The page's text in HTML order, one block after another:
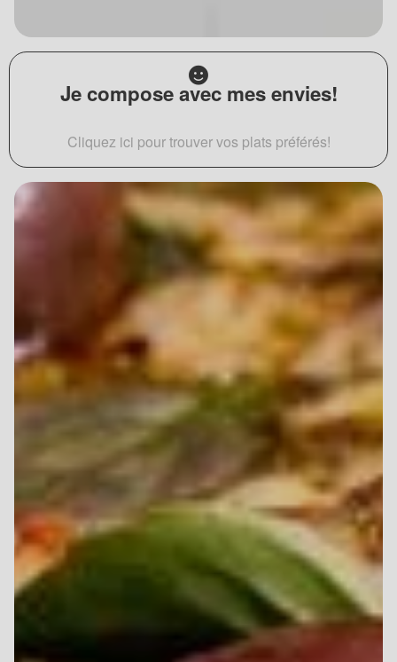
Je compose avec mes envies!
Cliquez ici pour trouver vos plats préférés!